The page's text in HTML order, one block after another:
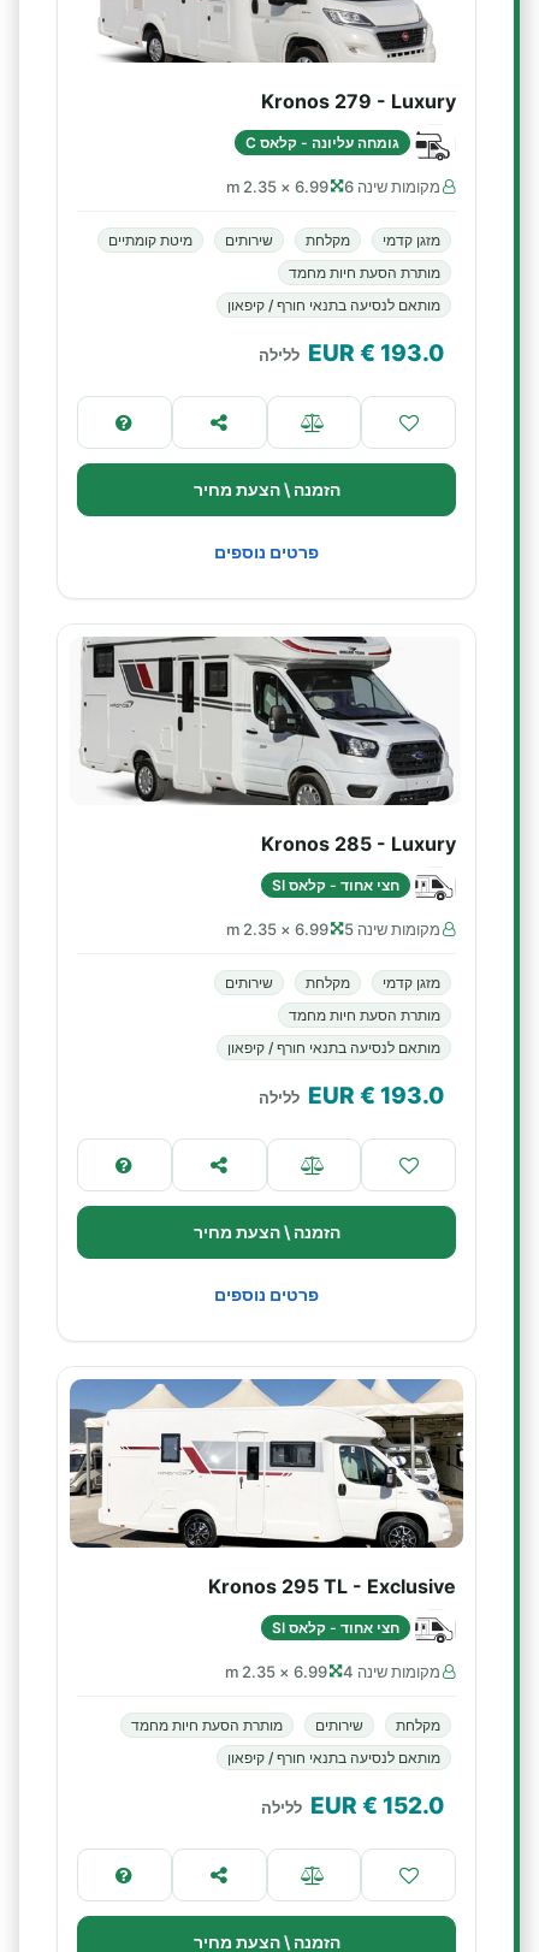
Kronos 279 - Luxury
גומחה עליונה - קלאס C
מקומות שינה 6 6.99 × 2.35 m
מזגן קדמי מקלחת שירותים
מיטת קומתיים
מותרת הסעת חיות מחמד
מותאם לנסיעה בתנאי חורף / קיפאון
193.0
€ EUR ללילה
הזמנה \ הצעת מחיר
פרטים נוספים
Kronos 285 - Luxury
חצי אחוד - קלאס SI
מקומות שינה 5 6.99 × 2.35 m
מזגן קדמי מקלחת
שירותים
מותרת הסעת חיות מחמד
מותאם לנסיעה בתנאי חורף / קיפאון
193.0
€ EUR ללילה
הזמנה \ הצעת מחיר
פרטים נוספים
Kronos 295 TL - Exclusive
חצי אחוד - קלאס SI
מקומות שינה 4 6.99 × 2.35 m
מקלחת שירותים
מותרת הסעת חיות מחמד
מותאם לנסיעה בתנאי חורף / קיפאון
152.0
€ EUR ללילה
הזמנה \ הצעת מחיר